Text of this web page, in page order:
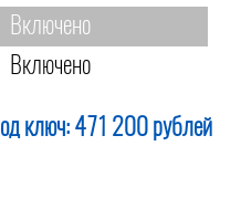
Включено
Включено
ключ: 471 200 рублей